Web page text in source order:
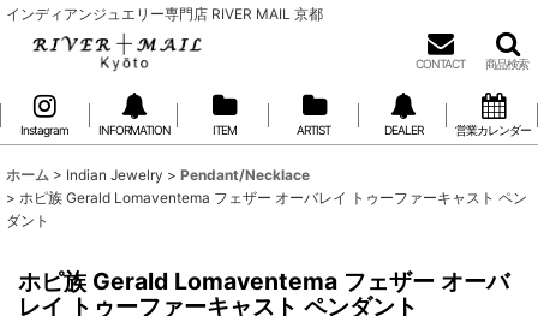
インディアンジュエリー専門店 RIVER MAIL 京都
CONTACT 商品検索
Instagram INFORMATION ITEM ARTIST DEALER 営業カレンダー
ホーム > Indian Jewelry > Pendant/Necklace
> ホピ族 Gerald Lomaventema フェザー オーバレイ トゥーファーキャスト ペン
ダント
ホピ族 Gerald Lomaventema フェザー オーバ
レイ トゥーファーキャスト ペンダント